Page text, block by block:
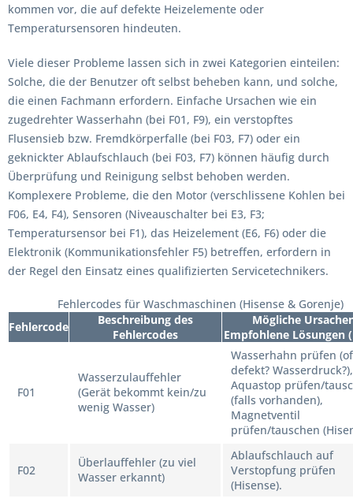
kommen vor, die auf defekte Heizelemente oder
Temperatursensoren hindeuten.
Viele dieser Probleme lassen sich in zwei Kategorien einteilen:
Solche, die der Benutzer oft selbst beheben kann, und solche,
die einen Fachmann erfordern. Einfache Ursachen wie ein
zugedrehter Wasserhahn (bei F01, F9), ein verstopftes
Flusensieb bzw. Fremdkörperfalle (bei F03, F7) oder ein
geknickter Ablaufschlauch (bei F03, F7) können häufig durch
Überprüfung und Reinigung selbst behoben werden.
Komplexere Probleme, die den Motor (verschlissene Kohlen bei
F06, E4, F4), Sensoren (Niveauschalter bei E3, F3;
Temperatursensor bei F1), das Heizelement (E6, F6) oder die
Elektronik (Kommunikationsfehler F5) betreffen, erfordern in
der Regel den Einsatz eines qualifizierten Servicetechnikers.
Fehlercodes für Waschmaschinen (Hisense & Gorenje)
Fehlercode
Beschreibung des
Fehlercodes
Mögliche
Empfohlene Lösungen
F01
Wasserzulauffehler
(Gerät bekommt kein/zu
wenig Wasser)
Wasserhahn prüfen
defekt? Wasserdruck?),
Aquastop prüfen/
(falls vorhanden),
Magnetventil
prüfen/tauschen
F02
Überlauffehler (zu viel
Wasser erkannt)
Ablaufschlauch auf
Verstopfung prüfen
(Hisense).